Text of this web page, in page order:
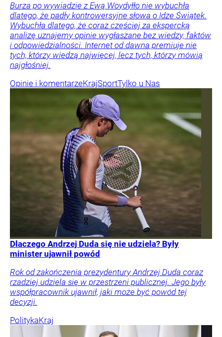
Burza po wywiadzie z Ewą Woydyłło nie wybuchła
dlatego, że padły kontrowersyjne słowa o Idze Świątek.
Wybuchła dlatego, że coraz częściej za ekspercką
analizę uznajemy opinie wygłaszane bez wiedzy, faktów
i odpowiedzialności. Internet od dawna premiuje nie
tych, którzy wiedzą najwięcej, lecz tych, którzy mówią
najgłośniej.
Opinie i komentarzeKrajSportTylko u Nas
Dlaczego Andrzej Duda się nie udziela? Były
minister ujawnił powód
Rok od zakończenia prezydentury Andrzej Duda coraz
rzadziej udziela się w przestrzeni publicznej. Jego były
współpracownik ujawnił, jaki może być powód tej
decyzji.
PolitykaKraj